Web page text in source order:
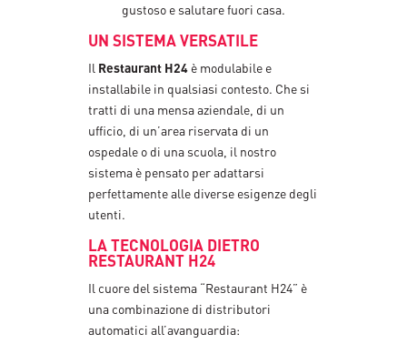
gustoso e salutare fuori casa.
UN SISTEMA VERSATILE
Il Restaurant H24è modulabile e
installabile in qualsiasi contesto. Che si
tratti di una mensa aziendale, di un
ufficio, di un’area riservata di un
ospedale o di una scuola, il nostro
sistema è pensato per adattarsi
perfettamente alle diverse esigenze degli
utenti.
LA TECNOLOGIA DIETRO
RESTAURANT H24
Il cuore del sistema “Restaurant H24” è
una combinazione di distributori
automatici all’avanguardia: